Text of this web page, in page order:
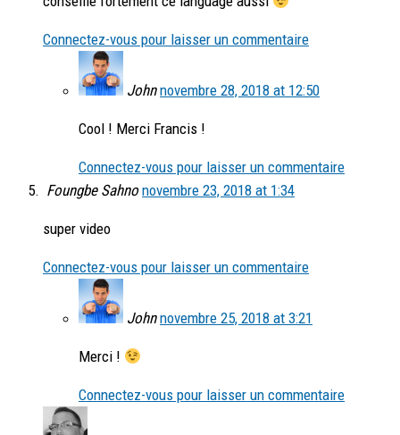
Connectez-vous pour laisser un commentaire
John novembre 28, 2018 at 12:50
Cool ! Merci Francis !
Connectez-vous pour laisser un commentaire
Foungbe Sahno novembre 23, 2018 at 1:34
super video
Connectez-vous pour laisser un commentaire
John novembre 25, 2018 at 3:21
Merci !
Connectez-vous pour laisser un commentaire